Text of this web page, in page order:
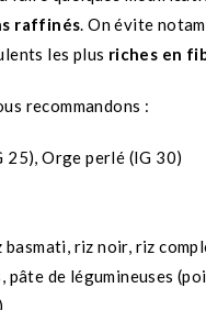
raffinés. On évite
les plus riches en
recommandons :
25), Orge perlé (IG 30)
basmati, riz noir, riz
pâte de légumineuses